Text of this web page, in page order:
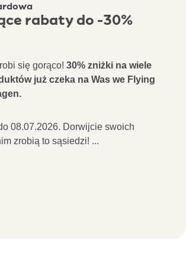
rabaty do -30%
się gorąco! 30% zniżki na wiele
już czeka na Was we Flying
08.07.2026. Dorwijcie swoich
zrobią to sąsiedzi! ...